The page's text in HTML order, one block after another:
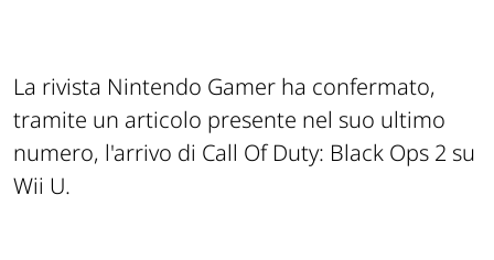
La rivista Nintendo Gamer ha confermato,
tramite un articolo presente nel suo ultimo
numero, l'arrivo di Call Of Duty: Black Ops 2 su
Wii U.